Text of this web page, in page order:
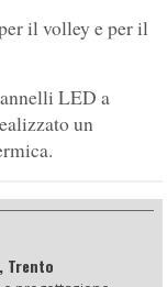
il volley e per il
LED a
un
Trento